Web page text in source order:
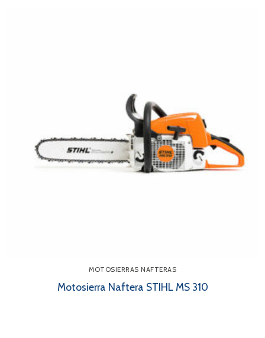
MOTOSIERRAS NAFTERAS
Motosierra Naftera STIHL MS 310